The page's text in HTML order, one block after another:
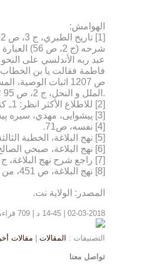
الهوامش:
عبد ربه الأندلسي على
.الملل و النحل، ج 2، ص 95 ؛ تلخیص الشافي، ج ‏3، ص ‏76؛ شعاع الولایة، 186 .
[2] للاطلاع الأکثر انظر: 1ـ کتاب (پاسخ به افسانه شهادت ) تألیف السید جواد الحسینی الطباطبائي. 2ـ في موقع أجوبة الأسئلة الدینیة. 3ـ موقع البلاغ.
[3] پیشوایی، مهدي، سیره پیشوایان “سیرة الائمة”، ص 65.
[4] نفسه، ص71.
[5] نهج البلاغة، الخطبة الثالثة.
[6] نهج البلاغة، صبحي الصالح، الخطبة الثالثة، الخطبة الشقشقیة.
[7] راجع شرح نهج البلاغة، ج 6، ص 23-45.
[8] نهج البلاغة، ص 451، من کتاب له(ع) إلى أهل مصر مع مالك الأشتر لما ولاه إمارتها، رقم الکتاب 62.
المصدر: الولاية نت.
02-03-2018 | 14-45 د | 709 قراءة
التصنيفات : المقالات مقالات
تواصل معنا